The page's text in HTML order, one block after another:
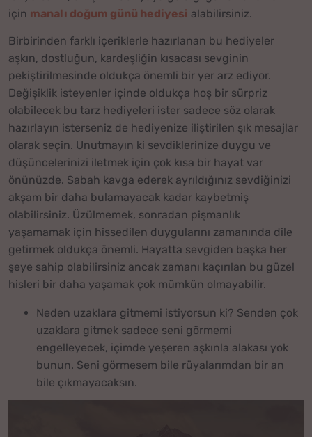
için manalı doğum günü hediyesi alabilirsiniz.
Birbirinden farklı içeriklerle hazırlanan bu hediyeler
aşkın, dostluğun, kardeşliğin kısacası sevginin
pekiştirilmesinde oldukça önemli bir yer arz ediyor.
Değişiklik isteyenler içinde oldukça hoş bir sürpriz
olabilecek bu tarz hediyeleri ister sadece söz olarak
hazırlayın isterseniz de hediyenize iliştirilen şık mesajlar
olarak seçin. Unutmayın ki sevdiklerinize duygu ve
düşüncelerinizi iletmek için çok kısa bir hayat var
önünüzde. Sabah kavga ederek ayrıldığınız sevdiğinizi
akşam bir daha bulamayacak kadar kaybetmiş
olabilirsiniz. Üzülmemek, sonradan pişmanlık
yaşamamak için hissedilen duygularını zamanında dile
getirmek oldukça önemli. Hayatta sevgiden başka her
şeye sahip olabilirsiniz ancak zamanı kaçırılan bu güzel
hisleri bir daha yaşamak çok mümkün olmayabilir.
Neden uzaklara gitmemi istiyorsun ki? Senden çok
uzaklara gitmek sadece seni görmemi
engelleyecek, içimde yeşeren aşkınla alakası yok
bunun. Seni görmesem bile rüyalarımdan bir an
bile çıkmayacaksın.